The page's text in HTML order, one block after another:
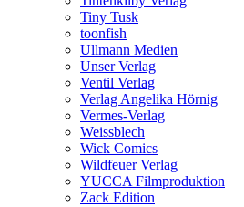
Tiny Tusk
toonfish
Ullmann Medien
Unser Verlag
Ventil Verlag
Verlag Angelika Hörnig
Vermes-Verlag
Weissblech
Wick Comics
Wildfeuer Verlag
YUCCA Filmproduktion
Zack Edition